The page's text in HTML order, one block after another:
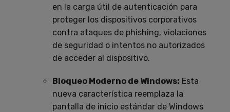
en la carga útil de autenticación para
proteger los dispositivos corporativos
contra ataques de phishing, violaciones
de seguridad o intentos no autorizados
de acceder al dispositivo.
Bloqueo Moderno de Windows: Esta
nueva característica reemplaza la
pantalla de inicio estándar de Windows